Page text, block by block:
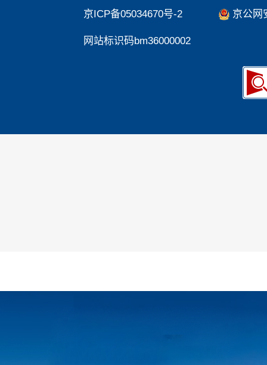
京ICP备05034670号-2 京公网
网站标识码bm36000002